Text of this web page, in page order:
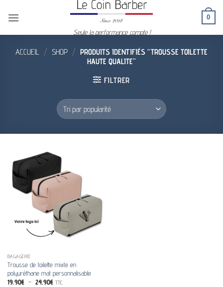
Seule la performance compte !
0
ACCUEIL / SHOP / PRODUITS IDENTIFIÉS “TROUSSE TOILETTE
HAUTE QUALITE”
FILTRER
BAGAGERIE
Trousse de toilette mixte en
polyuréthane mat personnalisable
19.90€ – 24.90€Plage
TTC